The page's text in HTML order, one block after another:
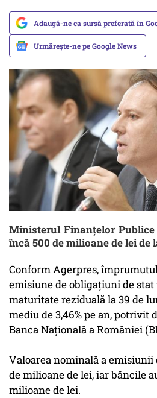
Adaugă-ne ca sursă preferată în
Urmărește-ne pe Google News
Ministerul Finanțelor
încă 500 de milioane de lei de
Conform Agerpres,
emisiune de obligaţiuni de
maturitate reziduală la 39 de
mediu de 3,46% pe an, potrivit
Banca Naţională a României
Valoarea nominală a emisiunii
de milioane de lei, iar băncile
milioane de lei.